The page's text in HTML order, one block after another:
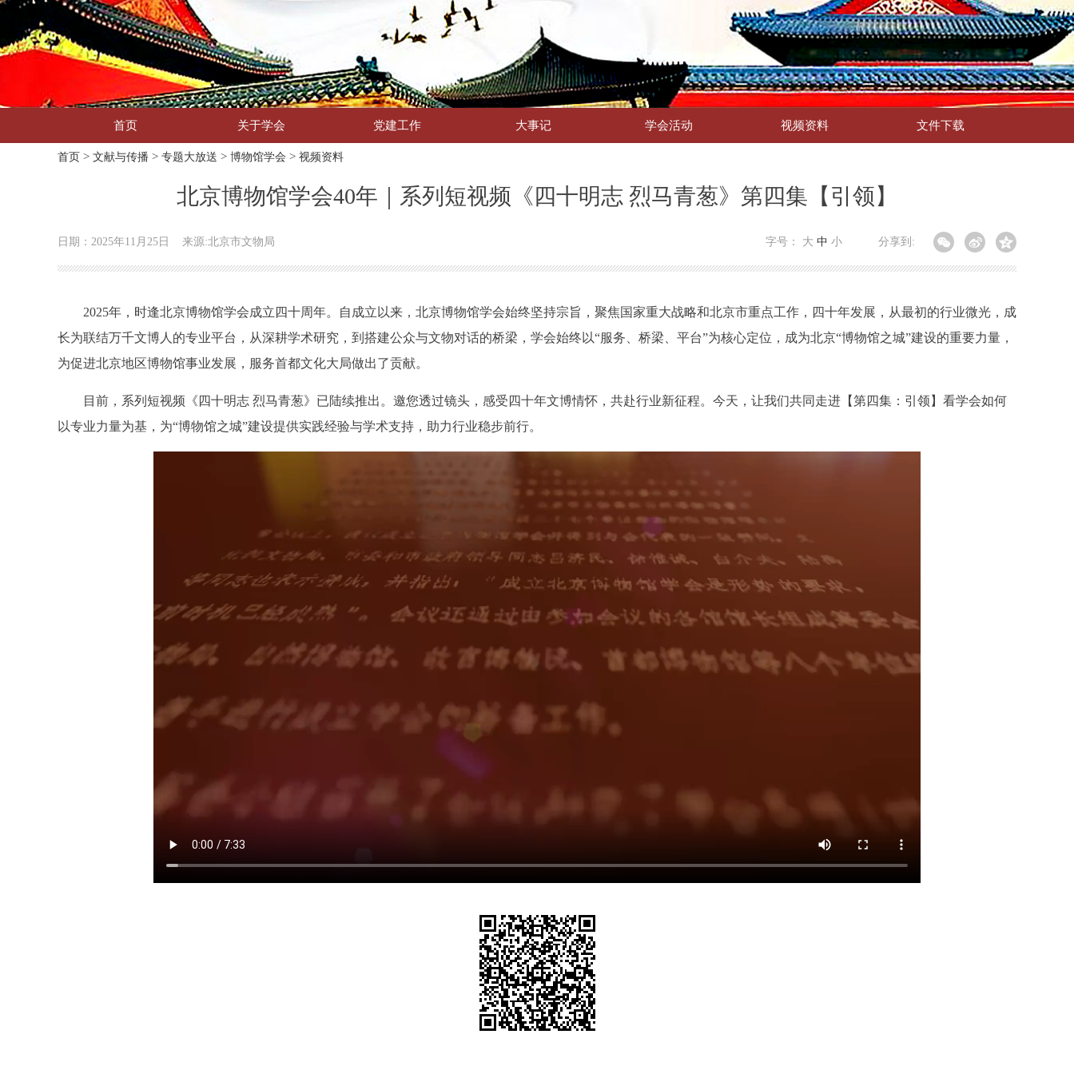
首页 关于学会 党建工作 大事记 学会活动 视频资料 文件下载
首页 > 文献与传播 > 专题大放送 > 博物馆学会 > 视频资料
北京博物馆学会40年｜系列短视频《四十明志 烈马青葱》第四集【引领】
日期：2025年11月25日 来源:北京市文物局 分享到:
字号： 大 中 小
2025年，时逢北京博物馆学会成立四十周年。自成立以来，北京博物馆学会始终坚持宗旨，聚焦国家重大战略和北京市重点工作，四十年发展，从最初的行业微光，成
长为联结万千文博人的专业平台，从深耕学术研究，到搭建公众与文物对话的桥梁，学会始终以“服务、桥梁、平台”为核心定位，成为北京“博物馆之城”建设的重要力量，
为促进北京地区博物馆事业发展，服务首都文化大局做出了贡献。
目前，系列短视频《四十明志 烈马青葱》已陆续推出。邀您透过镜头，感受四十年文博情怀，共赴行业新征程。今天，让我们共同走进【第四集：引领】看学会如何
以专业力量为基，为“博物馆之城”建设提供实践经验与学术支持，助力行业稳步前行。